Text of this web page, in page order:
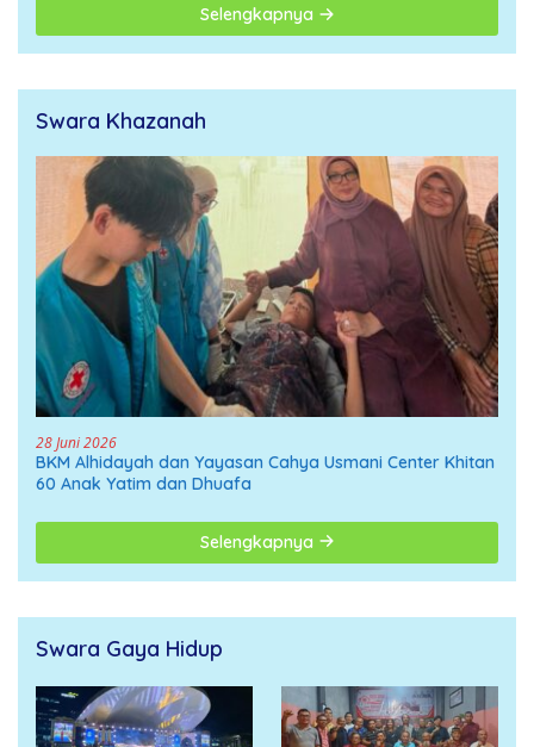
Selengkapnya
Swara Khazanah
28 Juni 2026
BKM Alhidayah dan Yayasan Cahya Usmani Center Khitan
60 Anak Yatim dan Dhuafa
Selengkapnya
Swara Gaya Hidup